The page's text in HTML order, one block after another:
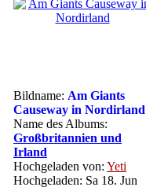
Bildname: Am Giants
Causeway in Nordirland
Name des Albums:
Großbritannien und
Irland
Hochgeladen von: Yeti
Hochgeladen: Sa 18. Jun